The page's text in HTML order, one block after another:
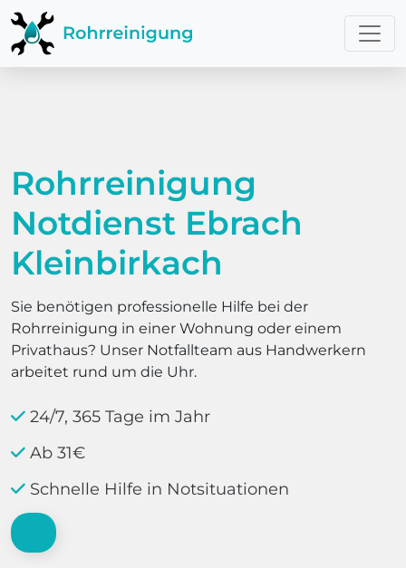
Rohrreinigung
Notdienst Ebrach
Kleinbirkach
Sie benötigen professionelle Hilfe bei der
Rohrreinigung in einer Wohnung oder einem
Privathaus? Unser Notfallteam aus Handwerkern
arbeitet rund um die Uhr.
24/7, 365 Tage im Jahr
Ab 31€
Schnelle Hilfe in Notsituationen